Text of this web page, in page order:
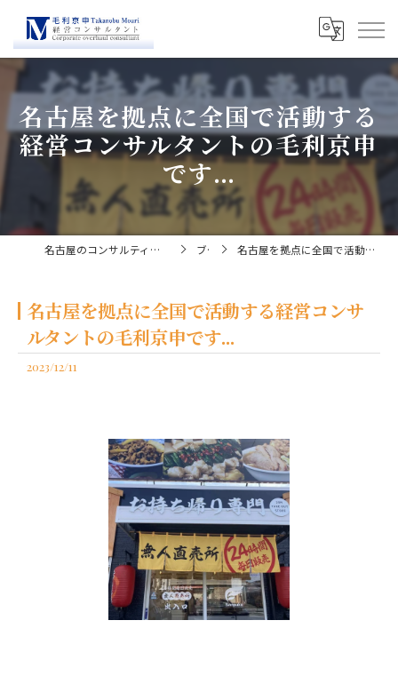
名古屋を拠点に全国で活動する
経営コンサルタントの毛利京申
です...
名古屋のコンサルティングなら経営コンサルタント毛利京申 ブログ 名古屋を拠点に全国で活動する経営コンサルタントの毛利京申です...
名古屋を拠点に全国で活動する経営コンサ
ルタントの毛利京申です...
2023/12/11